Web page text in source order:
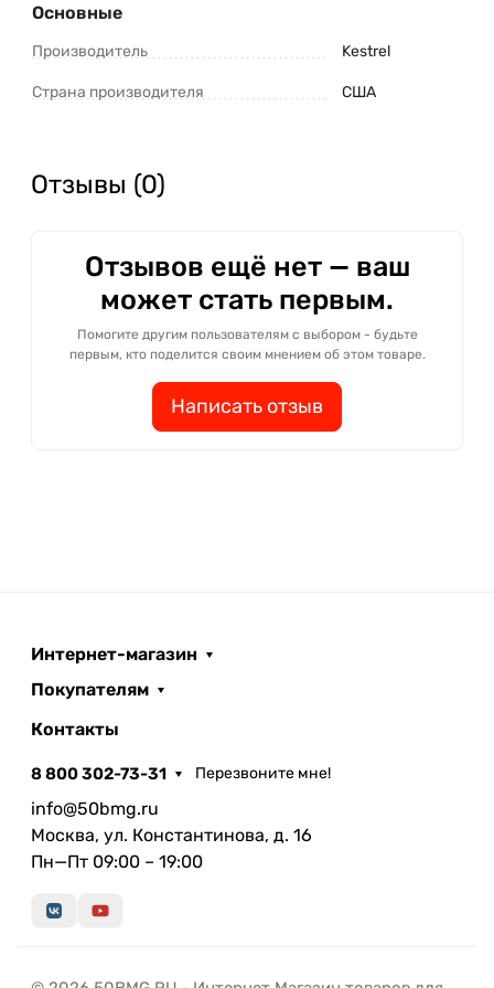
Основные
Производитель Kestrel
Страна производителя США
Отзывы (0)
Отзывов ещё нет — ваш
может стать первым.
Помогите другим пользователям с выбором - будьте
первым, кто поделится своим мнением об этом товаре.
Написать отзыв
Интернет-магазин
Покупателям
Контакты
8 800 302-73-31 Перезвоните мне!
info@50bmg.ru
Москва, ул. Константинова, д. 16
Пн—Пт 09:00 – 19:00